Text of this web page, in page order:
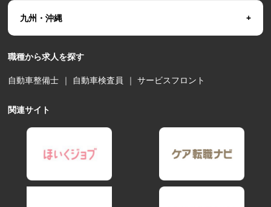
九州・沖縄
職種から求人を探す
自動車整備士 ｜ 自動車検査員 ｜サービスフロント
関連サイト